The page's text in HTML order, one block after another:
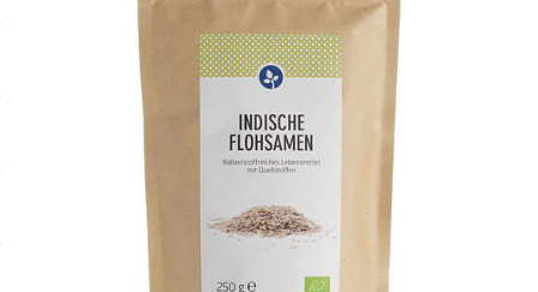
Körperpflege & Kosmetik